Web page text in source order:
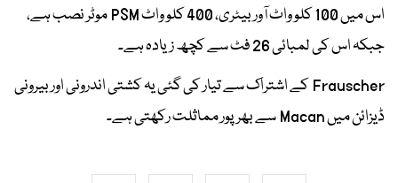
اس میں 100 کلو واٹ آور بیٹری، 400 کلو واٹ PSM موٹر نصب ہے،
جبکہ اس کی لمبائی 26 فٹ سے کچھ زیادہ ہے۔
Frauscher کے اشتراک سے تیار کی گئی یہ کشتی اندرونی اور بیرونی
ڈیزائن میں Macan سے بھرپور مماثلت رکھتی ہے۔